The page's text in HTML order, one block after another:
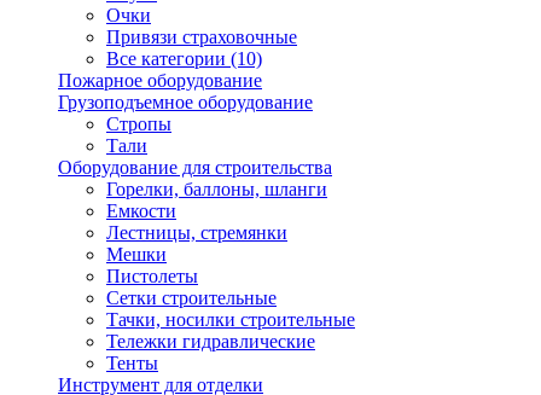
Очки
Привязи страховочные
Все категории (10)
Пожарное оборудование
Грузоподъемное оборудование
Стропы
Тали
Оборудование для строительства
Горелки, баллоны, шланги
Емкости
Лестницы, стремянки
Мешки
Пистолеты
Сетки строительные
Тачки, носилки строительные
Тележки гидравлические
Тенты
Инструмент для отделки